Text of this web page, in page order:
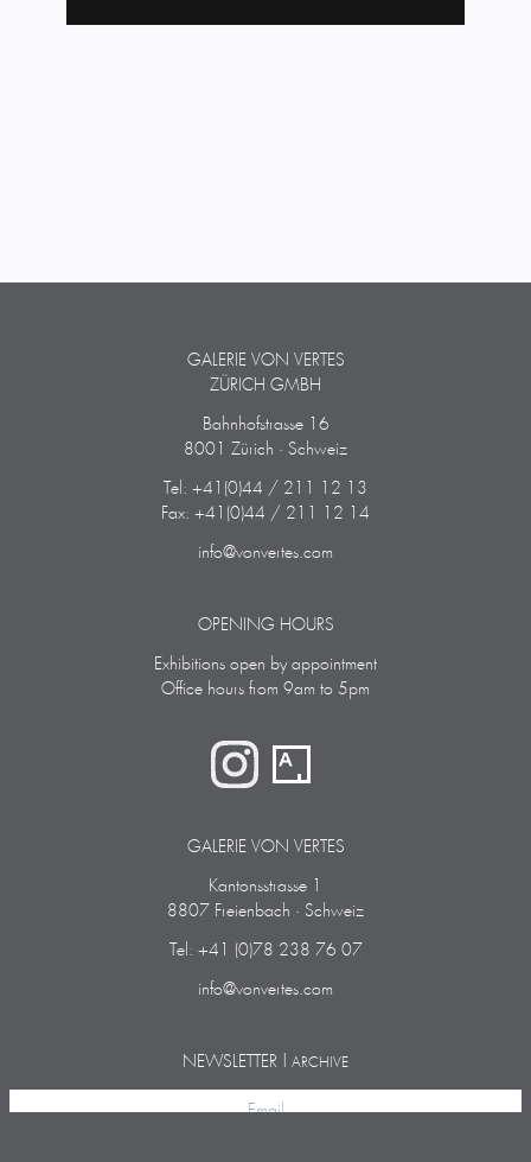
GALERIE VON VERTES
ZÜRICH GMBH
Bahnhofstrasse 16
8001 Zürich · Schweiz
Tel: +41(0)44 / 211 12 13
Fax: +41(0)44 / 211 12 14
info@vonvertes.com
OPENING HOURS
Exhibitions open by appointment
Office hours from 9am to 5pm
GALERIE VON VERTES
Kantonsstrasse 1
8807 Freienbach · Schweiz
Tel: +41 (0)78 238 76 07
info@vonvertes.com
NEWSLETTER | ARCHIVE